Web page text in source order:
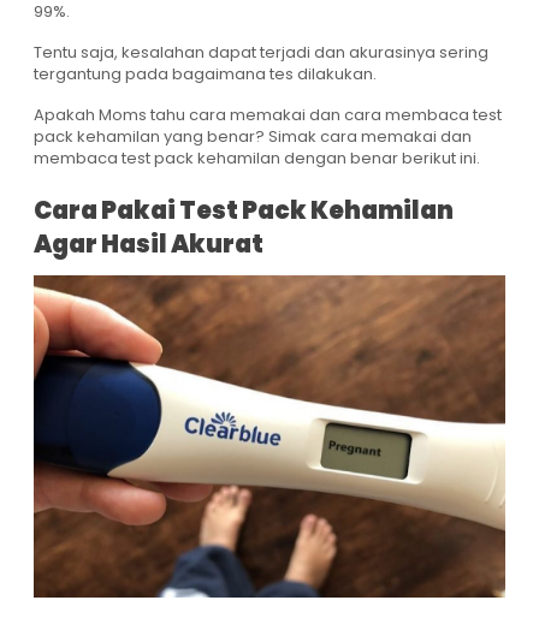
99%.
Tentu saja, kesalahan dapat terjadi dan akurasinya sering
tergantung pada bagaimana tes dilakukan.
Apakah Moms tahu cara memakai dan cara membaca test
pack kehamilan yang benar? Simak cara memakai dan
membaca test pack kehamilan dengan benar berikut ini.
Cara Pakai Test Pack Kehamilan
Agar Hasil Akurat